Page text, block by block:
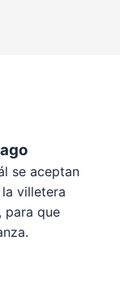
se aceptan
villetera
para que